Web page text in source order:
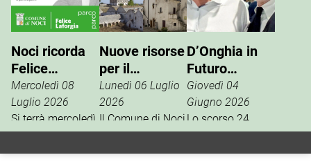
Noci ricorda
Felice
Laforgia, il
parco giochi
di via Siciliani
nome
Mercoledì 08
Luglio 2026
Si terrà mercoledì
15 luglio, alle ore
19, al Parco
Nuove risorse
per il
potenziamento
dell’info point
turistico
Lunedì 06 Luglio
2026
Il Comune di Noci
è tra i beneficiari
della misura
D’Onghia in
Futuro
Nazionale:
Vannacci è la
vera destra
Giovedì 04
Giugno 2026
Lo scorso 24
aprile, la
segreteria